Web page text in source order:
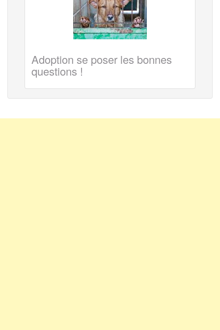
Adoption se poser les bonnes
questions !